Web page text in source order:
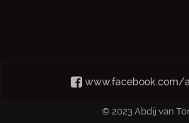
www.facebook.com/
© 2023 Abdij van